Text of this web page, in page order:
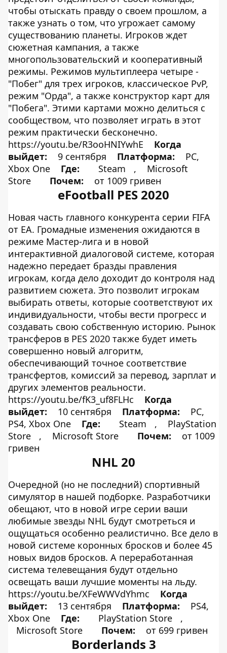
чтобы отыскать правду о своем прошлом, а
также узнать о том, что угрожает самому
существованию планеты. Игроков ждет
сюжетная кампания, а также
многопользовательский и кооперативный
режимы. Режимов мультиплеера четыре -
"Побег" для трех игроков, классическое PvP,
режим "Орда", а также конструктор карт для
"Побега". Этими картами можно делиться с
сообществом, что позволяет играть в этот
режим практически бесконечно.
https://youtu.be/R3ooHNIYwhE
Когда
выйдет:
9 сентября Платформа:
PC,
Xbox One
Где: Steam ,
Microsoft
Store
Почем: от 1009 гривен
eFootball PES 2020
Новая часть главного конкурента серии FIFA
от EA. Громадные изменения ожидаются в
режиме Мастер-лига и в новой
интерактивной диалоговой системе, которая
надежно передает бразды правления
игрокам, когда дело доходит до контроля над
развитием сюжета. Это позволит игрокам
выбирать ответы, которые соответствуют их
индивидуальности, чтобы вести прогресс и
создавать свою собственную историю. Рынок
трансферов в PES 2020 также будет иметь
совершенно новый алгоритм,
обеспечивающий точное соответствие
трансфертов, комиссий за перевод, зарплат и
других элементов реальности.
https://youtu.be/fK3_uf8FLHc
Когда
выйдет:
10 сентября Платформа:
PC,
PS4, Xbox One
Где: Steam ,
PlayStation
Store
, Microsoft Store Почем:
от 1009
гривен
NHL 20
Очередной (но не последний) спортивный
симулятор в нашей подборке. Разработчики
обещают, что в новой игре серии ваши
любимые звезды NHL будут смотреться и
ощущаться особенно реалистично. Все дело в
новой системе коронных бросков и более 45
новых видов бросков. А переработанная
система телевещания будут отдельно
освещать ваши лучшие моменты на льду.
https://youtu.be/XFeWWVdYhmc
Когда
выйдет:
13 сентября Платформа:
PS4,
Xbox One
Где: PlayStation Store
,
Microsoft Store
Почем: от 699 гривен
Borderlands 3